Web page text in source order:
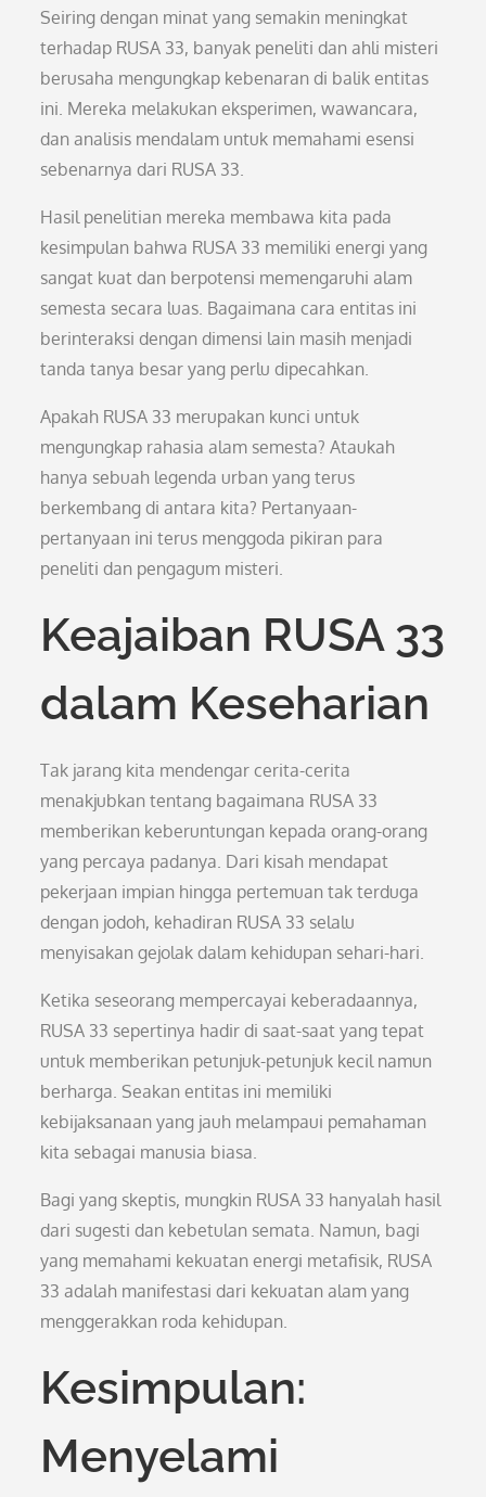
Seiring dengan minat yang semakin meningkat
terhadap RUSA 33, banyak peneliti dan ahli misteri
berusaha mengungkap kebenaran di balik entitas
ini. Mereka melakukan eksperimen, wawancara,
dan analisis mendalam untuk memahami esensi
sebenarnya dari RUSA 33.
Hasil penelitian mereka membawa kita pada
kesimpulan bahwa RUSA 33 memiliki energi yang
sangat kuat dan berpotensi memengaruhi alam
semesta secara luas. Bagaimana cara entitas ini
berinteraksi dengan dimensi lain masih menjadi
tanda tanya besar yang perlu dipecahkan.
Apakah RUSA 33 merupakan kunci untuk
mengungkap rahasia alam semesta? Ataukah
hanya sebuah legenda urban yang terus
berkembang di antara kita? Pertanyaan-
pertanyaan ini terus menggoda pikiran para
peneliti dan pengagum misteri.
Keajaiban RUSA 33
dalam Keseharian
Tak jarang kita mendengar cerita-cerita
menakjubkan tentang bagaimana RUSA 33
memberikan keberuntungan kepada orang-orang
yang percaya padanya. Dari kisah mendapat
pekerjaan impian hingga pertemuan tak terduga
dengan jodoh, kehadiran RUSA 33 selalu
menyisakan gejolak dalam kehidupan sehari-hari.
Ketika seseorang mempercayai keberadaannya,
RUSA 33 sepertinya hadir di saat-saat yang tepat
untuk memberikan petunjuk-petunjuk kecil namun
berharga. Seakan entitas ini memiliki
kebijaksanaan yang jauh melampaui pemahaman
kita sebagai manusia biasa.
Bagi yang skeptis, mungkin RUSA 33 hanyalah hasil
dari sugesti dan kebetulan semata. Namun, bagi
yang memahami kekuatan energi metafisik, RUSA
33 adalah manifestasi dari kekuatan alam yang
menggerakkan roda kehidupan.
Kesimpulan:
Menyelami